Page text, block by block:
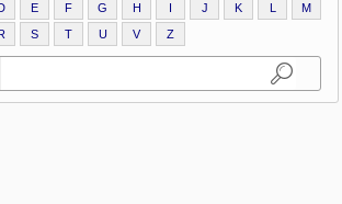
E F G H I J K L
M
S T U V Z